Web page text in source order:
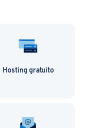
Hosting gratuito